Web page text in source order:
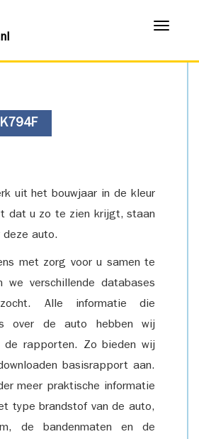
Menu
uit het bouwjaar in de kleur
dat u zo te zien krijgt, staan
deze auto.
met zorg voor u samen te
we verschillende databases
Alle informatie die
over de auto hebben wij
de rapporten. Zo bieden wij
basisrapport aan.
meer praktische informatie
type brandstof van de auto,
de bandenmaten en de